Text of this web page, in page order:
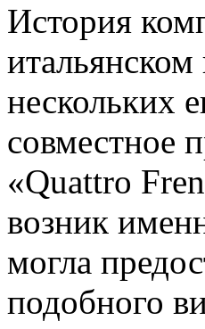
История
нескольких
совместное
«Quattro
возник
могла
подобного